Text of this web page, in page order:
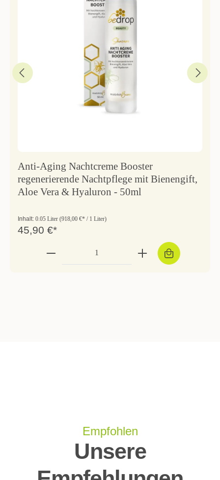
Anti-Aging Nachtcreme Booster
regenerierende Nachtpflege mit Bienengift,
Aloe Vera & Hyaluron - 50ml
Inhalt: 0.05 Liter (918,00 €* / 1 Liter)
45,90 €*
Empfohlen
Unsere